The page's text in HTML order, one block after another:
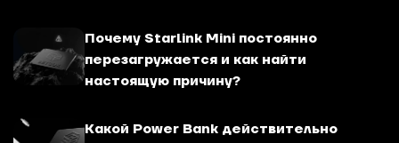
Почему Starlink Mini постоянно
перезагружается и как найти
настоящую причину?
Какой Power Bank действительно